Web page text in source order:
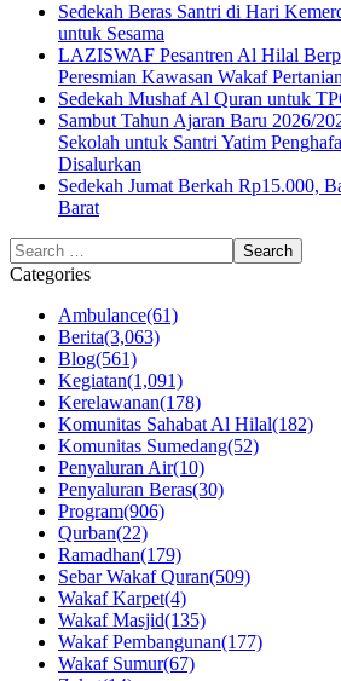
Sedekah Beras Santri di Hari
untuk Sesama
LAZISWAF Pesantren Al Hilal
Peresmian Kawasan Wakaf
Sedekah Mushaf Al Quran untuk
Sambut Tahun Ajaran Baru 2026/
Sekolah untuk Santri Yatim
Disalurkan
Sedekah Jumat Berkah Rp15.000,
Barat
Categories
Ambulance(61)
Berita(3,063)
Blog(561)
Kegiatan(1,091)
Kerelawanan(178)
Komunitas Sahabat Al Hilal(182)
Komunitas Sumedang(52)
Penyaluran Air(10)
Penyaluran Beras(30)
Program(906)
Qurban(22)
Ramadhan(179)
Sebar Wakaf Quran(509)
Wakaf Karpet(4)
Wakaf Masjid(135)
Wakaf Pembangunan(177)
Wakaf Sumur(67)